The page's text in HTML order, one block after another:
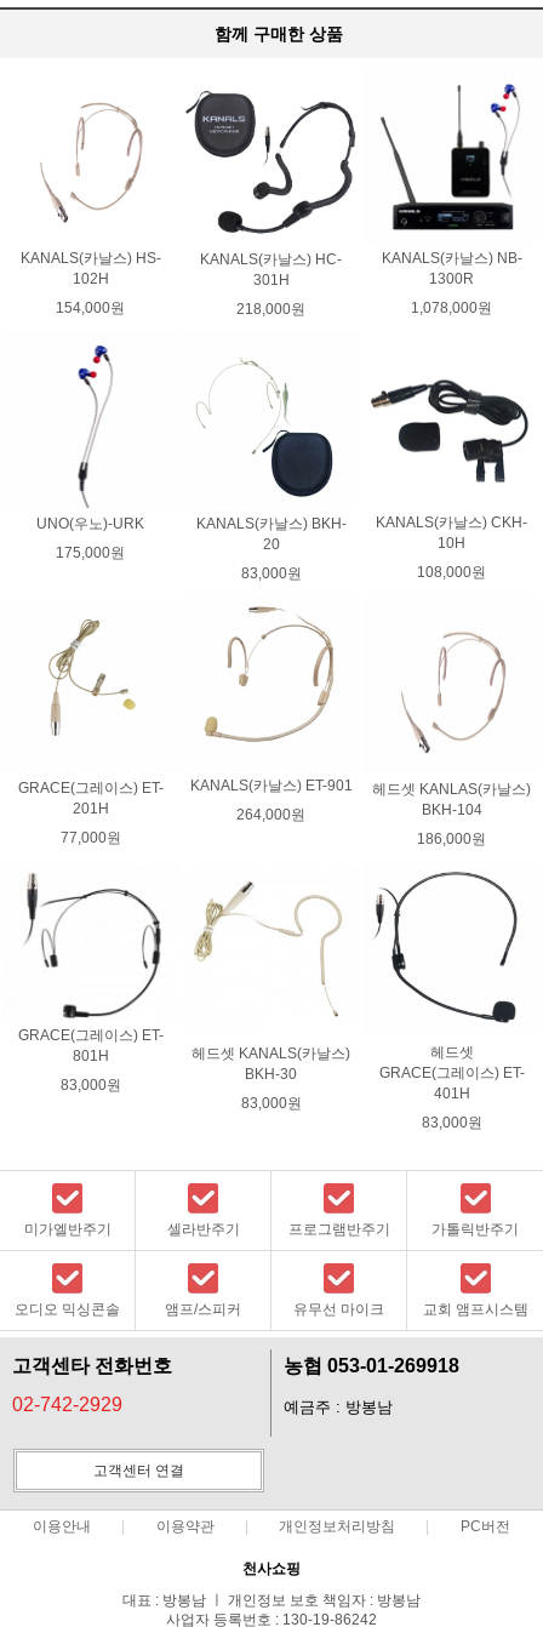
함께 구매한 상품
KANALS(카날스) HS-
102H
154,000원
KANALS(카날스) HC-
301H
218,000원
KANALS(카날스) NB-
1300R
1,078,000원
UNO(우노)-URK
175,000원
KANALS(카날스) BKH-
20
83,000원
KANALS(카날스) CKH-
10H
108,000원
GRACE(그레이스) ET-
201H
77,000원
KANALS(카날스) ET-901
264,000원
헤드셋 KANLAS(카날스)
BKH-104
186,000원
GRACE(그레이스) ET-
801H
83,000원
헤드셋 KANALS(카날스)
BKH-30
83,000원
헤드셋
GRACE(그레이스) ET-
401H
83,000원
미가엘반주기 셀라반주기 프로그램반주기 가톨릭반주기
오디오 믹싱콘솔 앰프/스피커 유무선 마이크 교회 앰프시스템
고객센타 전화번호
02-742-2929
농협 053-01-269918
예금주 : 방봉남
고객센터 연결
이용안내 이용약관 개인정보처리방침 PC버전
천사쇼핑
대표 : 방봉남 ㅣ 개인정보 보호 책임자 : 방봉남
사업자 등록번호 : 130-19-86242